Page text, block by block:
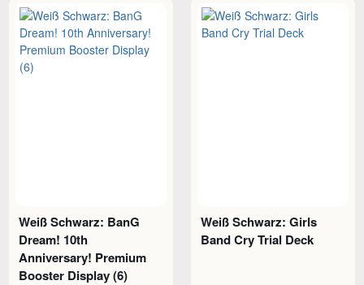
Weiß Schwarz: BanG
Dream! 10th
Anniversary! Premium
Booster Display (6)
Weiß Schwarz: Girls
Band Cry Trial Deck